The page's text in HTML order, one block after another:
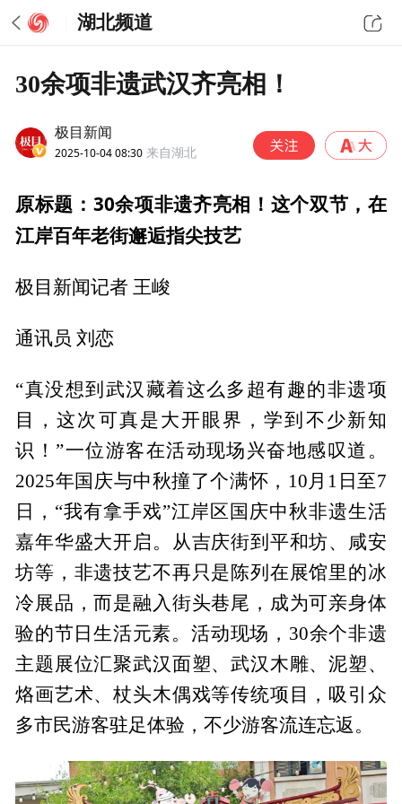
湖北频道
30余项非遗武汉齐亮相！
极目新闻
2025-10-04 08:30 来自湖北
原标题：30余项非遗齐亮相！这个双节，在
江岸百年老街邂逅指尖技艺
极目新闻记者 王峻
通讯员 刘恋
“真没想到武汉藏着这么多超有趣的非遗项
目，这次可真是大开眼界，学到不少新知
识！”一位游客在活动现场兴奋地感叹道。
2025年国庆与中秋撞了个满怀，10月1日至7
日，“我有拿手戏”江岸区国庆中秋非遗生活
嘉年华盛大开启。从吉庆街到平和坊、咸安
坊等，非遗技艺不再只是陈列在展馆里的冰
冷展品，而是融入街头巷尾，成为可亲身体
验的节日生活元素。活动现场，30余个非遗
主题展位汇聚武汉面塑、武汉木雕、泥塑、
烙画艺术、杖头木偶戏等传统项目，吸引众
多市民游客驻足体验，不少游客流连忘返。